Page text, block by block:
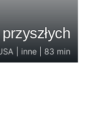
| inne | 83 min